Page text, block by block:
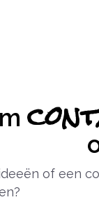
of een